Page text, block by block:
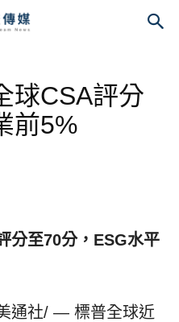
球CSA評分
前5%
分至70分， ESG水平
通社/ — 標普全球近